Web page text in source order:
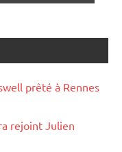
prêté à Rennes
rejoint Julien